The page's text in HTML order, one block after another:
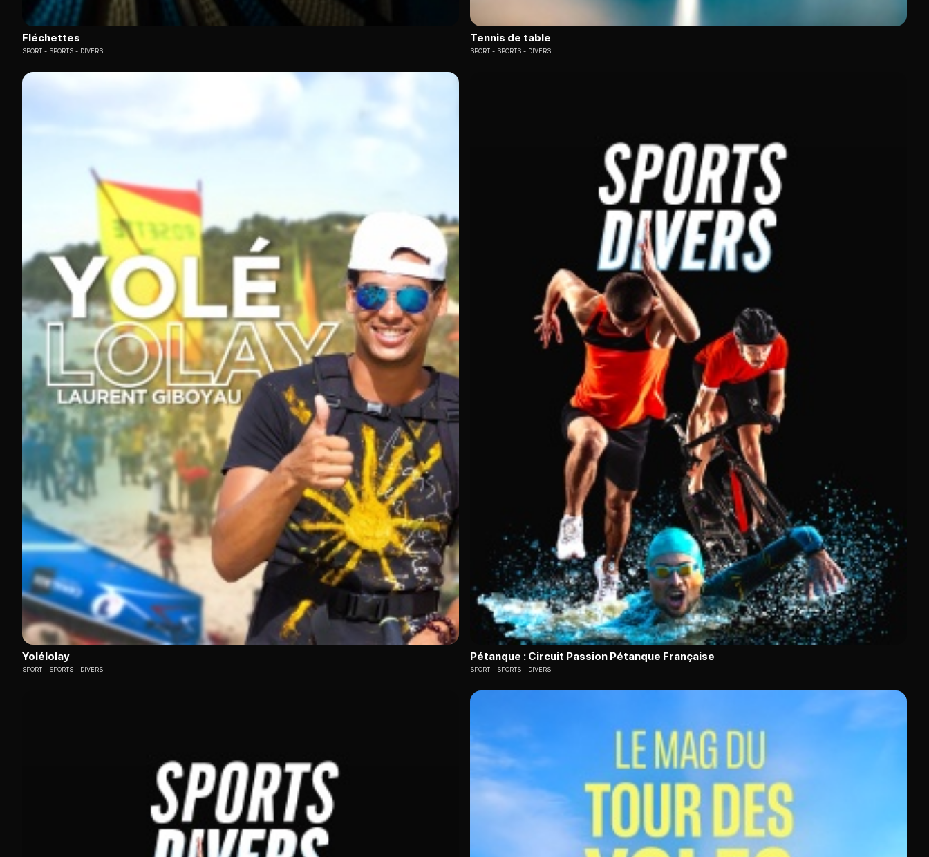
Fléchettes
SPORT SPORTS - DIVERS
Tennis de table
SPORT SPORTS - DIVERS
Yolélolay
SPORT SPORTS - DIVERS
Pétanque : Circuit Passion Pétanque Française
SPORT SPORTS - DIVERS